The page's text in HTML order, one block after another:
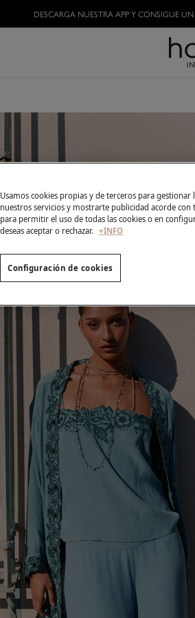
HAZTE HOSSLOVERY
Usamos cookies propias y de terceros para
nuestros servicios y mostrarte publicidad acorde con
para permitir el uso de todas las cookies o en
deseas aceptar o rechazar. +INFO
Configuración de cookies